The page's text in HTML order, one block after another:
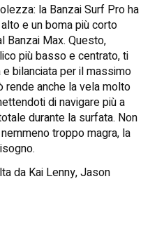
la Banzai Surf Pro ha
e un boma più corto
Banzai Max. Questo,
più basso e centrato, ti
bilanciata per il massimo
rende anche la vela molto
di navigare più a
durante la surfata. Non
troppo magra, la
da Kai Lenny, Jason